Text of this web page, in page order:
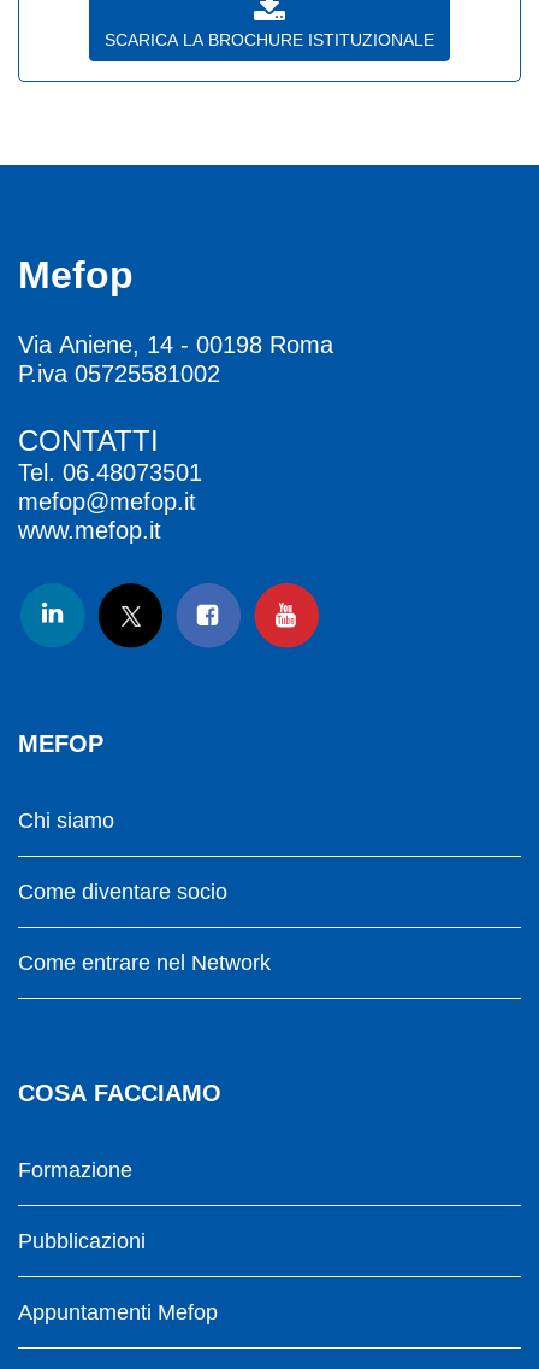
SCARICA LA BROCHURE ISTITUZIONALE
Mefop
Via Aniene, 14 - 00198 Roma
P.iva 05725581002
CONTATTI
Tel. 06.48073501
mefop@mefop.it
www.mefop.it
MEFOP
Chi siamo
Come diventare socio
Come entrare nel Network
COSA FACCIAMO
Formazione
Pubblicazioni
Appuntamenti Mefop